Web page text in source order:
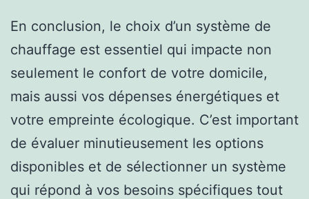
En conclusion, le choix d’un système de
chauffage est essentiel qui impacte non
seulement le confort de votre domicile,
mais aussi vos dépenses énergétiques et
votre empreinte écologique. C’est important
de évaluer minutieusement les options
disponibles et de sélectionner un système
qui répond à vos besoins spécifiques tout